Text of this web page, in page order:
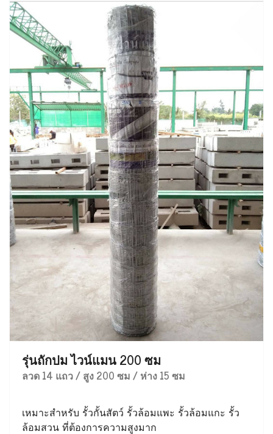
รุ่นถักปม ไวน์แมน 200 ซม
ลวด 14 แถว / สูง 200 ซม / ห่าง 15 ซม
เหมาะสำหรับ รั้วกั้นสัตว์ รั้วล้อมแพะ รั้วล้อมแกะ รั้ว
ล้อมสวน ที่ต้องการความสูงมาก